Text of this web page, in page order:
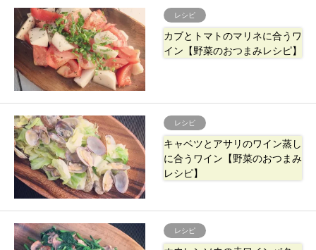
レシピ
カブとトマトのマリネに合うワ
イン【野菜のおつまみレシピ】
レシピ
キャベツとアサリのワイン蒸し
に合うワイン【野菜のおつまみ
レシピ】
レシピ